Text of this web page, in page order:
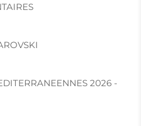
2026 -